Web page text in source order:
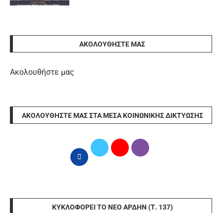
ΑΚΟΛΟΥΘΉΣΤΕ ΜΑΣ
Ακολουθήστε μας
ΑΚΟΛΟΥΘΉΣΤΕ ΜΑΣ ΣΤΑ ΜΈΣΑ ΚΟΙΝΩΝΙΚΉΣ ΔΙΚΤΎΩΣΗΣ
ΚΥΚΛΟΦΟΡΕΊ ΤΟ ΝΈΟ ΆΡΔΗΝ (Τ. 137)